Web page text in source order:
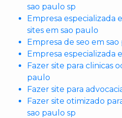
sao paulo sp
Empresa especializada
sites em sao paulo
Empresa de seo em
Empresa especializada
Fazer site para clinicas
paulo
Fazer site para
Fazer site otimizado
sao paulo sp